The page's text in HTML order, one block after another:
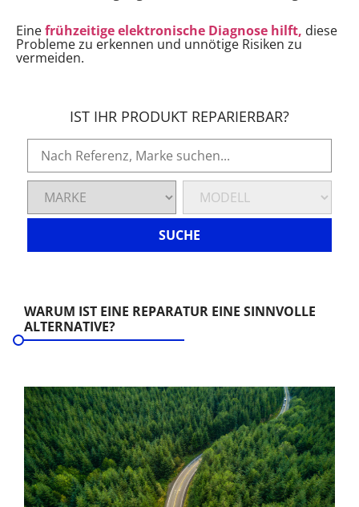
Einefrühzeitige elektronische Diagnose hilft, diese
Probleme zu erkennen und unnötige Risiken zu
vermeiden.
IST IHR PRODUKT REPARIERBAR?
SUCHE
WARUM IST EINE REPARATUR EINE SINNVOLLE
ALTERNATIVE?